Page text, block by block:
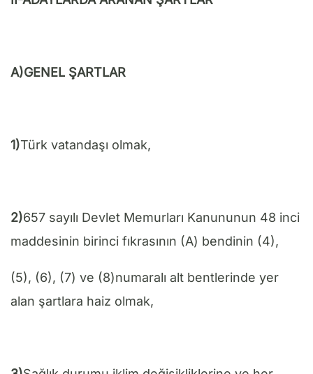
A)GENEL ŞARTLAR
1)Türk vatandaşı olmak,
2)657 sayılı Devlet Memurları Kanununun 48 inci
maddesinin birinci fıkrasının (A) bendinin (4),
(5), (6), (7) ve (8)numaralı alt bentlerinde yer
alan şartlara haiz olmak,